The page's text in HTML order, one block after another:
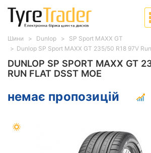
DUNLOP SP SPORT MAXX GT
RUN FLAT DSST MOE
немає пропозицій
Шини Dunlop
SP Sport MAXX GT
Dunlop SP Sport MAXX GT 235/50 R18 97V